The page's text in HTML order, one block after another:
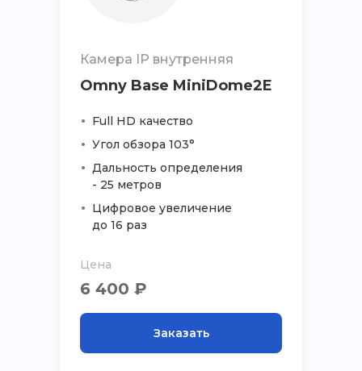
Omny Base MiniDome2E
Full HD качество
Угол обзора 103°
Дальность определения
- 25 метров
Цифровое увеличение
до 16 раз
Камера IP внутренняя
Заказать
6 400 ₽
Цена